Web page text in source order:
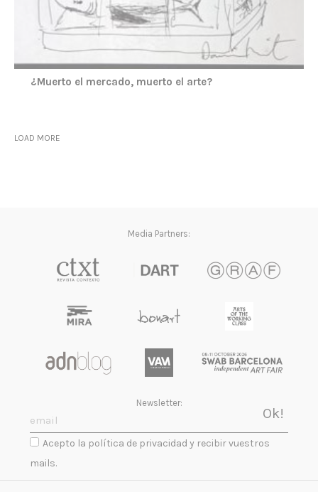
¿Muerto el mercado, muerto el arte?
LOAD MORE
Media Partners:
Newsletter:
Acepto la política de privacidad y recibir vuestros
mails.